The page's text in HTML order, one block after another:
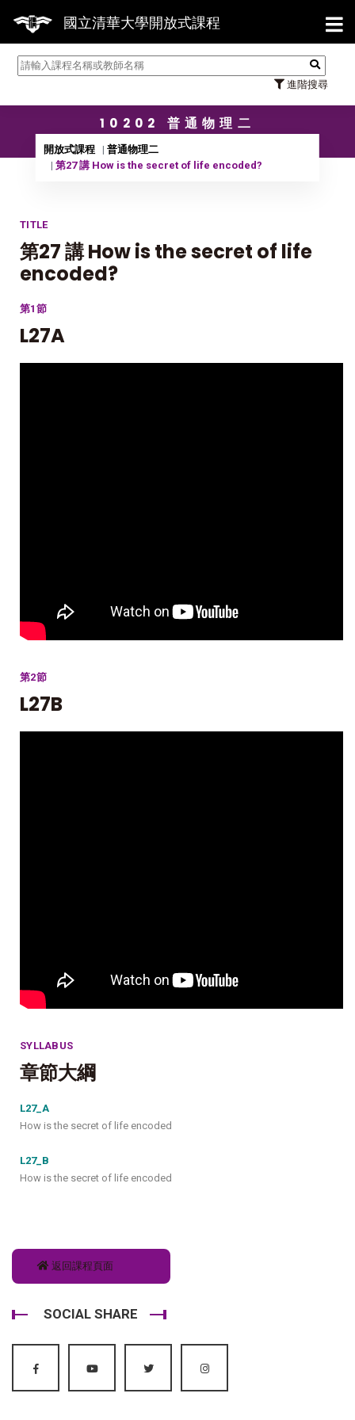
國立清華大學開放式課程
進階搜尋
【
10202 普通物理二
開放式課程
普通物理二
第27 講 How is the secret of life encoded?
TITLE
第27 講 How is the secret of life
encoded?
第1節
L27A
第2節
L27B
SYLLABUS
章節大綱
L27_A
How is the secret of life encoded
L27_B
How is the secret of life encoded
返回課程頁面
SOCIAL SHARE